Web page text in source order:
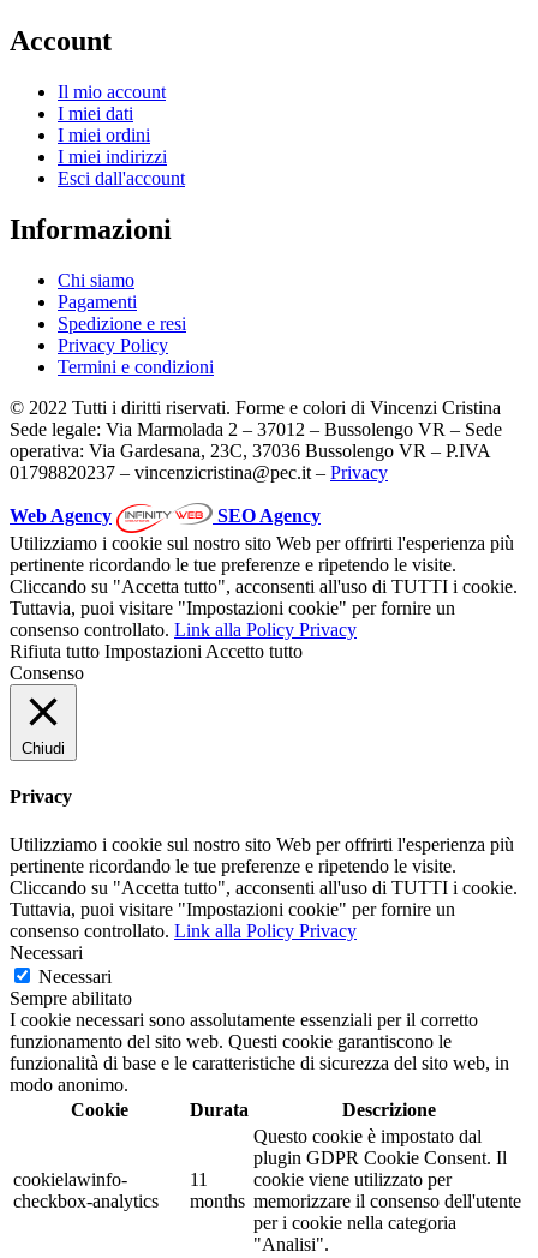
Account
Il mio account
I miei dati
I miei ordini
I miei indirizzi
Esci dall'account
Informazioni
Chi siamo
Pagamenti
Spedizione e resi
Privacy Policy
Termini e condizioni
© 2022 Tutti i diritti riservati. Forme e colori di Vincenzi Cristina
Sede legale: Via Marmolada 2 – 37012 – Bussolengo VR – Sede
operativa: Via Gardesana, 23C, 37036 Bussolengo VR – P.IVA
01798820237 – vincenzicristina@pec.it – Privacy
Web Agency
SEO Agency
Utilizziamo i cookie sul nostro sito Web per offrirti l'esperienza più
pertinente ricordando le tue preferenze e ripetendo le visite.
Cliccando su "Accetta tutto", acconsenti all'uso di TUTTI i cookie.
Tuttavia, puoi visitare "Impostazioni cookie" per fornire un
consenso controllato. Link alla Policy Privacy
Rifiuta tutto Impostazioni Accetto tutto
Consenso
Chiudi
Privacy
Utilizziamo i cookie sul nostro sito Web per offrirti l'esperienza più
pertinente ricordando le tue preferenze e ripetendo le visite.
Cliccando su "Accetta tutto", acconsenti all'uso di TUTTI i cookie.
Tuttavia, puoi visitare "Impostazioni cookie" per fornire un
consenso controllato. Link alla Policy Privacy
Necessari
Necessari
Sempre abilitato
I cookie necessari sono assolutamente essenziali per il corretto
funzionamento del sito web. Questi cookie garantiscono le
funzionalità di base e le caratteristiche di sicurezza del sito web, in
modo anonimo.
Cookie
Durata Descrizione
cookielawinfo-
checkbox-analytics
11
months
Questo cookie è impostato dal
plugin GDPR Cookie Consent. Il
cookie viene utilizzato per
memorizzare il consenso dell'utente
per i cookie nella categoria
"Analisi".